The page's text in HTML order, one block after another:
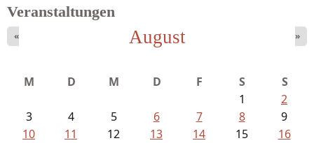
Bartsch, Thomas - Erdrutsch der...
Veranstaltungen
August
« »
M D M D F S
S
1
2
3
4 5 6 7 8
9
10
11 12 13 14 15
16